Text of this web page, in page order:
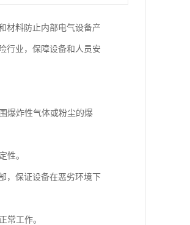
材料防止内部电气设备产
行业，保障设备和人员安
爆炸性气体或粉尘的爆
性。
，保证设备在恶劣环境下
常工作。